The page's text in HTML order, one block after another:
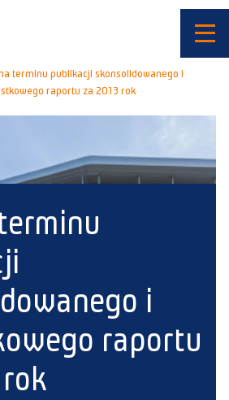
terminu publikacji skonsolidowanego i
raportu za 2013 rok
i
raportu